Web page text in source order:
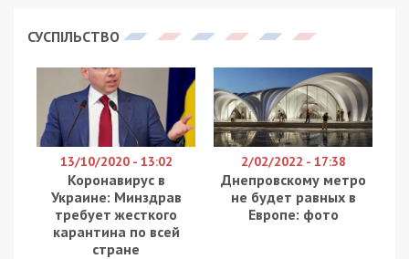
СУСПІЛЬСТВО
13/10/2020 - 13:02
Коронавирус в
Украине: Минздрав
требует жесткого
карантина по всей
стране
2/02/2022 - 17:38
Днепровскому метро
не будет равных в
Европе: фото